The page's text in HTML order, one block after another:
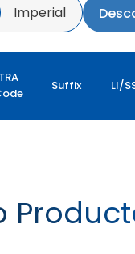
Imperial
TRA
Suffix LI/